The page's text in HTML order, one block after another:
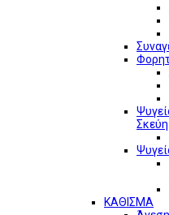
Σκεύη
ΚΑΘΙΣΜΑ